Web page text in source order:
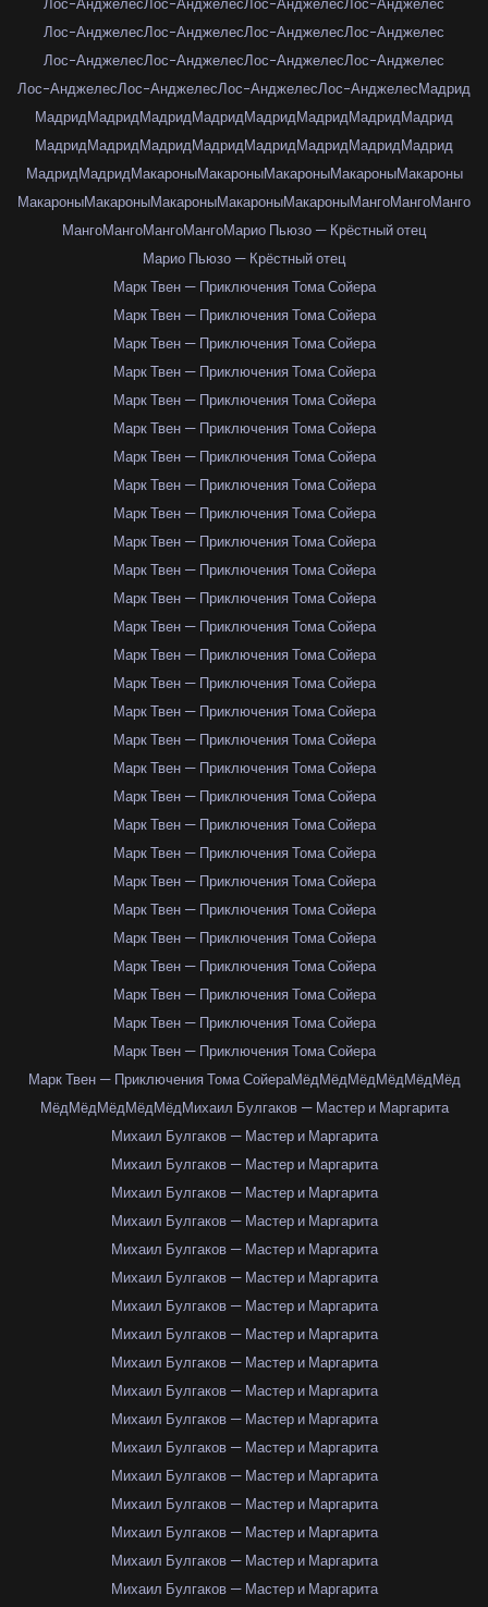
Лос-АнджелесЛос-АнджелесЛос-АнджелесЛос-Анджелес
Лос-АнджелесЛос-АнджелесЛос-АнджелесЛос-Анджелес
Лос-АнджелесЛос-АнджелесЛос-АнджелесЛос-Анджелес
Лос-АнджелесЛос-АнджелесЛос-АнджелесЛос-АнджелесМадрид
МадридМадридМадридМадридМадридМадридМадридМадрид
МадридМадридМадридМадридМадридМадридМадридМадрид
МадридМадридМакароныМакароныМакароныМакароныМакароны
МакароныМакароныМакароныМакароныМакароныМангоМангоМанго
МангоМангоМангоМангоМарио Пьюзо — Крёстный отец
Марио Пьюзо — Крёстный отец
Марк Твен — Приключения Тома Сойера
Марк Твен — Приключения Тома Сойера
Марк Твен — Приключения Тома Сойера
Марк Твен — Приключения Тома Сойера
Марк Твен — Приключения Тома Сойера
Марк Твен — Приключения Тома Сойера
Марк Твен — Приключения Тома Сойера
Марк Твен — Приключения Тома Сойера
Марк Твен — Приключения Тома Сойера
Марк Твен — Приключения Тома Сойера
Марк Твен — Приключения Тома Сойера
Марк Твен — Приключения Тома Сойера
Марк Твен — Приключения Тома Сойера
Марк Твен — Приключения Тома Сойера
Марк Твен — Приключения Тома Сойера
Марк Твен — Приключения Тома Сойера
Марк Твен — Приключения Тома Сойера
Марк Твен — Приключения Тома Сойера
Марк Твен — Приключения Тома Сойера
Марк Твен — Приключения Тома Сойера
Марк Твен — Приключения Тома Сойера
Марк Твен — Приключения Тома Сойера
Марк Твен — Приключения Тома Сойера
Марк Твен — Приключения Тома Сойера
Марк Твен — Приключения Тома Сойера
Марк Твен — Приключения Тома Сойера
Марк Твен — Приключения Тома Сойера
Марк Твен — Приключения Тома Сойера
Марк Твен — Приключения Тома СойераМёдМёдМёдМёдМёдМёд
МёдМёдМёдМёдМёдМихаил Булгаков — Мастер и Маргарита
Михаил Булгаков — Мастер и Маргарита
Михаил Булгаков — Мастер и Маргарита
Михаил Булгаков — Мастер и Маргарита
Михаил Булгаков — Мастер и Маргарита
Михаил Булгаков — Мастер и Маргарита
Михаил Булгаков — Мастер и Маргарита
Михаил Булгаков — Мастер и Маргарита
Михаил Булгаков — Мастер и Маргарита
Михаил Булгаков — Мастер и Маргарита
Михаил Булгаков — Мастер и Маргарита
Михаил Булгаков — Мастер и Маргарита
Михаил Булгаков — Мастер и Маргарита
Михаил Булгаков — Мастер и Маргарита
Михаил Булгаков — Мастер и Маргарита
Михаил Булгаков — Мастер и Маргарита
Михаил Булгаков — Мастер и Маргарита
Михаил Булгаков — Мастер и Маргарита